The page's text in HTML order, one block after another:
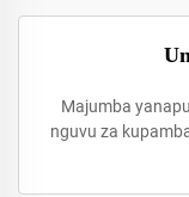
Majumba
nguvu za